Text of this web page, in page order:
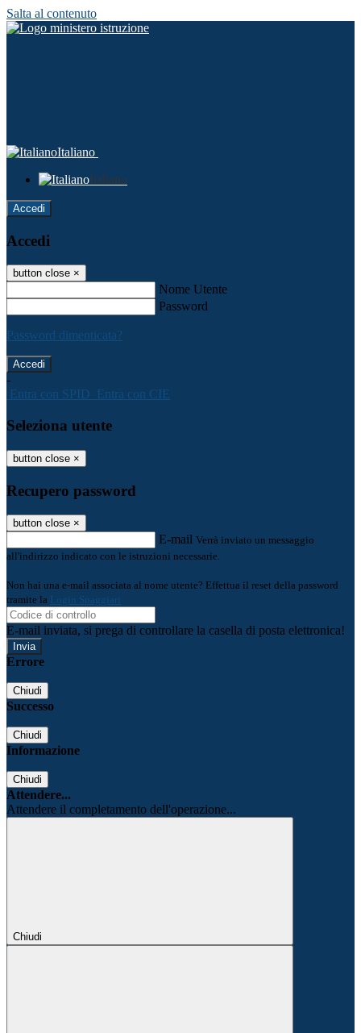
Salta al contenuto
Italiano
Italiano
Accedi
Accedi
button close ×
Nome Utente
Password
Password dimenticata?
-
Entra con SPID Entra con CIE
Seleziona utente
button close ×
Recupero password
button close ×
E-mail Verrà inviato un messaggio
all'indirizzo indicato con le istruzioni necessarie.
Non hai una e-mail associata al nome utente? Effettua il reset della password
tramite la Login Spaggiari
E-mail inviata, si prega di controllare la casella di posta elettronica!
Errore
Chiudi
Successo
Chiudi
Informazione
Chiudi
Attendere...
Attendere il completamento dell'operazione...
Chiudi